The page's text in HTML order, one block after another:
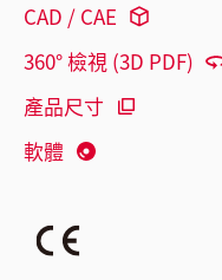
CAD / CAE
360° 檢視 (3D PDF)
產品尺寸
軟體